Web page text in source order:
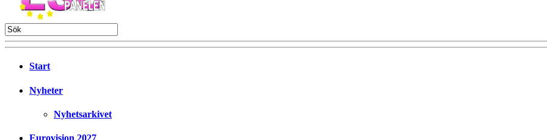
Start
Nyheter
Nyhetsarkivet
Eurovision 2027